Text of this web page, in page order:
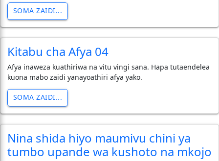
SOMA ZAIDI...
Kitabu cha Afya 04
Afya inaweza kuathiriwa na vitu vingi sana. Hapa tutaendelea
kuona mabo zaidi yanayoathiri afya yako.
SOMA ZAIDI...
Nina shida hiyo maumivu chini ya
tumbo upande wa kushoto na mkojo